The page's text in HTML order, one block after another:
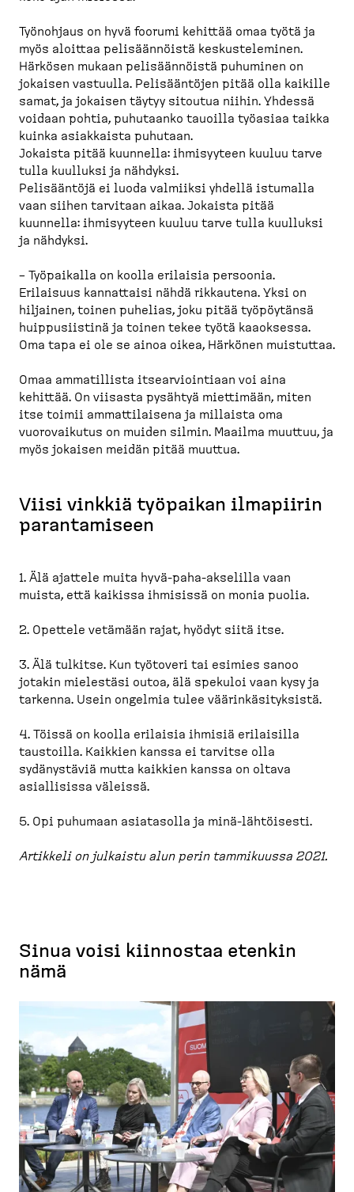
Työnohjaus on hyvä foorumi kehittää omaa työtä ja
myös aloittaa pelisään­nöistä keskus­te­leminen.
Härkösen mukaan pelisään­nöistä puhuminen on
jokaisen vastuulla. Pelisääntöjen pitää olla kaikille
samat, ja jokaisen täytyy sitoutua niihin. Yhdessä
voidaan pohtia, puhutaanko tauoilla työasiaa taikka
kuinka asiakkaista puhutaan.
Jokaista pitää kuunnella: ihmisyyteen kuuluu tarve
tulla kuulluksi ja nähdyksi.
Pelisääntöjä ei luoda valmiiksi yhdellä istumalla
vaan siihen tarvitaan aikaa. Jokaista pitää
kuunnella: ihmisyyteen kuuluu tarve tulla kuulluksi
ja nähdyksi.
– Työpaikalla on koolla erilaisia persoonia.
Erilaisuus kannattaisi nähdä rikkautena. Yksi on
hiljainen, toinen puhelias, joku pitää työpöytänsä
huippusiistinä ja toinen tekee työtä kaaoksessa.
Oma tapa ei ole se ainoa oikea, Härkönen muistuttaa.
Omaa ammatillista itsear­viointiaan voi aina
kehittää. On viisasta pysähtyä miettimään, miten
itse toimii ammatti­laisena ja millaista oma
vuorovaikutus on muiden silmin. Maailma muuttuu, ja
myös jokaisen meidän pitää muuttua.
Viisi vinkkiä työpaikan ilmapiirin
paranta­miseen
1. Älä ajattele muita hyvä-​paha-​akselilla vaan
muista, että kaikissa ihmisissä on monia puolia.
2. Opettele vetämään rajat, hyödyt siitä itse.
3. Älä tulkitse. Kun työtoveri tai esimies sanoo
jotakin mielestäsi outoa, älä spekuloi vaan kysy ja
tarkenna. Usein ongelmia tulee väärin­kä­si­tyksistä.
4. Töissä on koolla erilaisia ihmisiä erilaisilla
taustoilla. Kaikkien kanssa ei tarvitse olla
sydänystäviä mutta kaikkien kanssa on oltava
asiallisissa väleissä.
5. Opi puhumaan asiatasolla ja minä-​lähtöisesti.
Artikkeli on julkaistu alun perin tammikuussa 2021.
Sinua voisi kiinnostaa etenkin
nämä